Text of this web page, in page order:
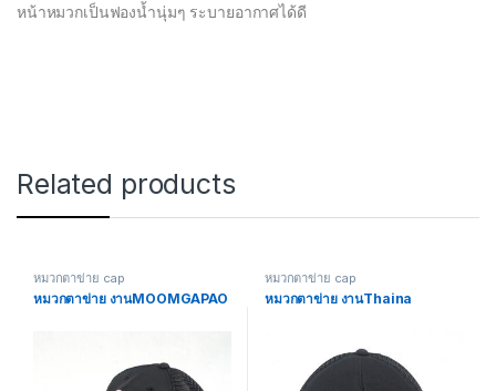
หน้าหมวกเป็นฟองน้ำนุ่มๆ ระบายอากาศได้ดี
Related products
หมวกตาข่าย cap
หมวกตาข่าย งานMOOMGAPAO
หมวกตาข่าย cap
หมวกตาข่าย งานThaina